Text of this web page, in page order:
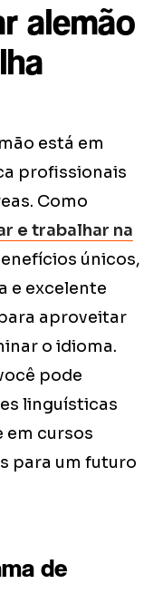
alemão
está em
profissionais
Como
e trabalhar na
únicos,
e excelente
aproveitar
o idioma.
pode
linguísticas
em cursos
para um futuro
de